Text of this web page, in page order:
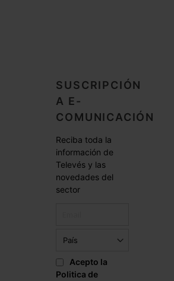
SUSCRIPCIÓN
A E-
COMUNICACIÓN
Reciba toda la
información de
Televés y las
novedades del
sector
Acepto la
Politica de